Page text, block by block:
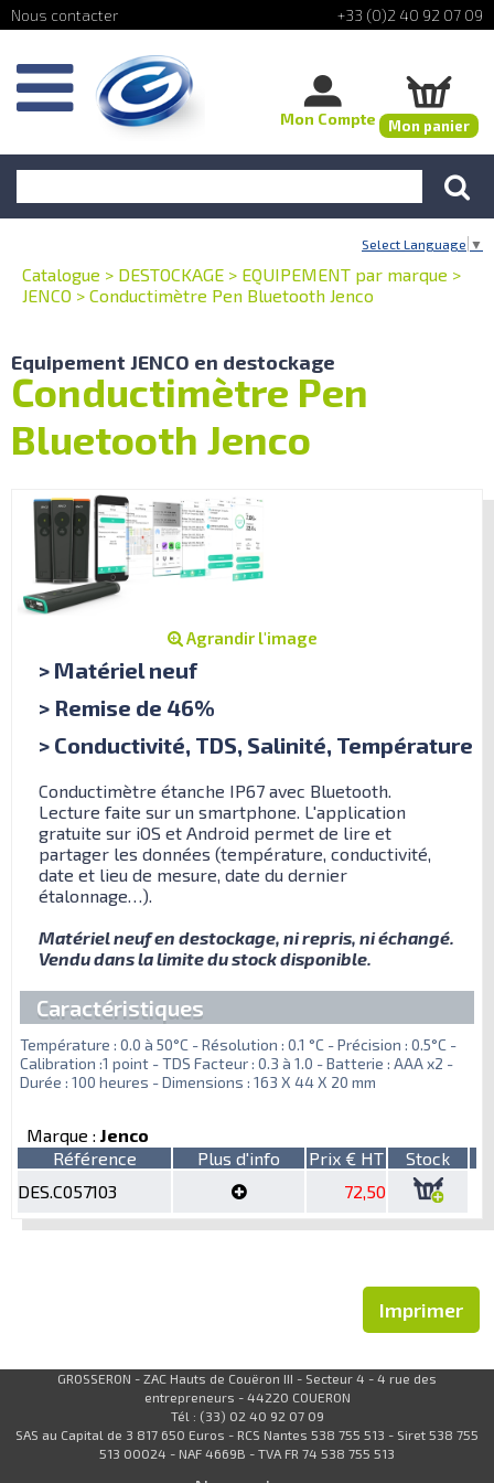
+33 (0)2 40 92 07 09
Mon Compte Mon panier
Select Language ▼
Catalogue > DESTOCKAGE > EQUIPEMENT par marque >
JENCO > Conductimètre Pen Bluetooth Jenco
Equipement JENCO en destockage
Conductimètre Pen
Bluetooth Jenco
Agrandir l'image
> Matériel neuf
> Remise de 46%
> Conductivité, TDS, Salinité, Température
Conductimètre étanche IP67 avec Bluetooth.
Lecture faite sur un smartphone. L'application
gratuite sur iOS et Android permet de lire et
partager les données (température, conductivité,
date et lieu de mesure, date du dernier
étalonnage…).
Matériel neuf en destockage, ni repris, ni échangé.
Vendu dans la limite du stock disponible.
Caractéristiques
Température : 0.0 à 50°C - Résolution : 0.1 °C - Précision : 0.5°C -
Calibration :1 point - TDS Facteur : 0.3 à 1.0 - Batterie : AAA x2 -
Durée : 100 heures - Dimensions : 163 X 44 X 20 mm
Marque : Jenco
Référence
Plus d'info Prix € HT
Stock
DES.C057103
72,50
Imprimer
GROSSERON - ZAC Hauts de Couëron III - Secteur 4 - 4 rue des
entrepreneurs - 44220 COUERON
Tél : (33) 02 40 92 07 09
SAS au Capital de 3 817 650 Euros - RCS Nantes 538 755 513 - Siret 538 755
513 00024 - NAF 4669B - TVA FR 74 538 755 513